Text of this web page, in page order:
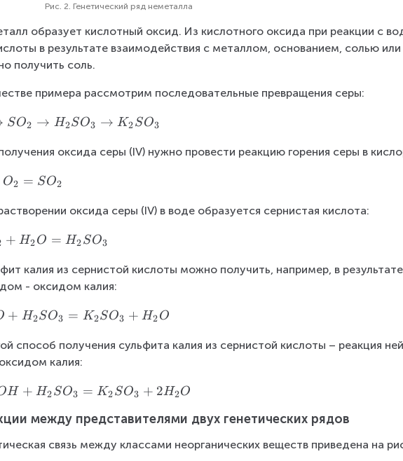
Рис. 2. Генетический ряд неметалла
образует кислотный оксид. Из кислотного оксида при реакции с
в результате взаимодействия с металлом, основанием, солью
получить соль.
примера рассмотрим последовательные превращения серы:
SO2 → H2SO3 → K2SO3
оксида серы (IV) нужно провести реакцию горения серы в
O2 = SO2
оксида серы (IV) в воде образуется сернистая кислота:
+ H2O = H2SO3
калия из сернистой кислоты можно получить, например, в
- оксидом калия:
+ H2SO3 = K2SO3 + H2O
способ получения сульфита калия из сернистой кислоты – реакция
калия:
H + H2SO3 = K2SO3 + 2H2O
между представителями двух генетических рядов
связь между классами неорганических веществ приведена на